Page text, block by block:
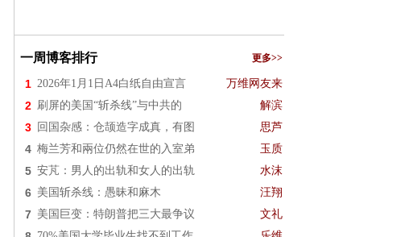
一周博客排行 更多>>
1 2026年1月1日A4白纸自由宣言 万维网友来
2 刷屏的美国“斩杀线”与中共的 解滨
3 回国杂感：仓颉造字成真，有图 思芦
4 梅兰芳和兩位仍然在世的入室弟 玉质
5 安芃：男人的出轨和女人的出轨 水沫
6 美国斩杀线：愚昧和麻木 汪翔
7 美国巨变：特朗普把三大最争议 文礼